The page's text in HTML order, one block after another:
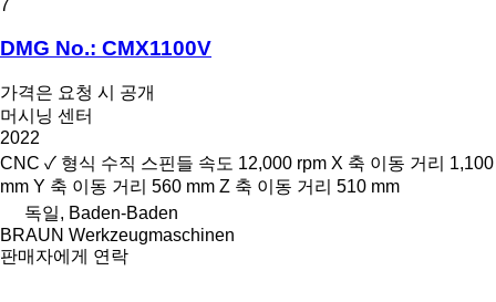
7
DMG No.: CMX1100V
가격은 요청 시 공개
머시닝 센터
2022
CNC ✓ 형식 수직 스핀들 속도 12,000 rpm X 축 이동 거리 1,100
mm Y 축 이동 거리 560 mm Z 축 이동 거리 510 mm
독일, Baden-Baden
BRAUN Werkzeugmaschinen
판매자에게 연락